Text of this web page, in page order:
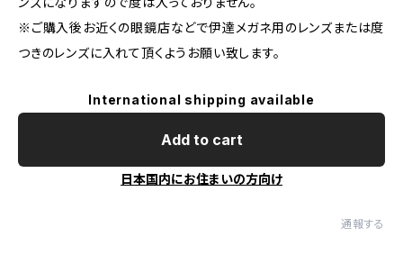
※ご購入後お近くの眼鏡店などで伊達メガネ用のレンズまたは度
つきのレンズに入れて頂くようお願い致します。
International shipping available
Add to cart
日本国内にお住まいの方向け
通報する